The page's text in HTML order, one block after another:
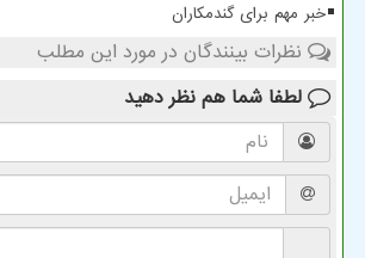
خبر مهم برای گندمکاران
نظرات بینندگان در مورد این مطلب
لطفا شما هم نظر دهید